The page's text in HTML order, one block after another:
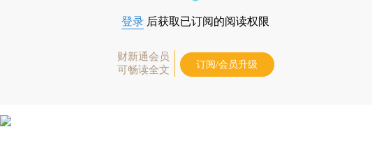
登录 后获取已订阅的阅读权限
财新通会员
可畅读全文
订阅/会员升级